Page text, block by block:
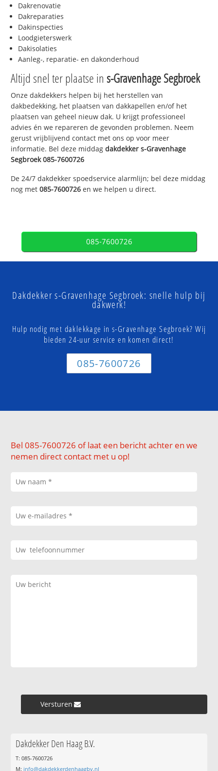
Dakrenovatie
Dakreparaties
Dakinspecties
Loodgieterswerk
Dakisolaties
Aanleg-, reparatie- en dakonderhoud
Altijd snel ter plaatse in s-Gravenhage Segbroek
Onze dakdekkers helpen bij het herstellen van
dakbedekking, het plaatsen van dakkapellen en/of het
plaatsen van geheel nieuw dak. U krijgt professioneel
advies én we repareren de gevonden problemen. Neem
gerust vrijblijvend contact met ons op voor meer
informatie. Bel deze middagdakdekkers-Gravenhage
Segbroek085-7600726
De 24/7 dakdekker spoedservice alarmlijn; bel deze middag
nog met085-7600726 en we helpen u direct.
085-7600726
Dakdekker s-Gravenhage Segbroek: snelle hulp bij
dakwerk!
Hulp nodig met daklekkage in s-Gravenhage Segbroek? Wij
bieden 24-uur service en komen direct!
085-7600726
Bel 085-7600726 of laat een bericht achter en we
nemen direct contact met u op!
Versturen »
Dakdekker Den Haag B.V.
T: 085-7600726
M: info@dakdekkerdenhaagbv.nl